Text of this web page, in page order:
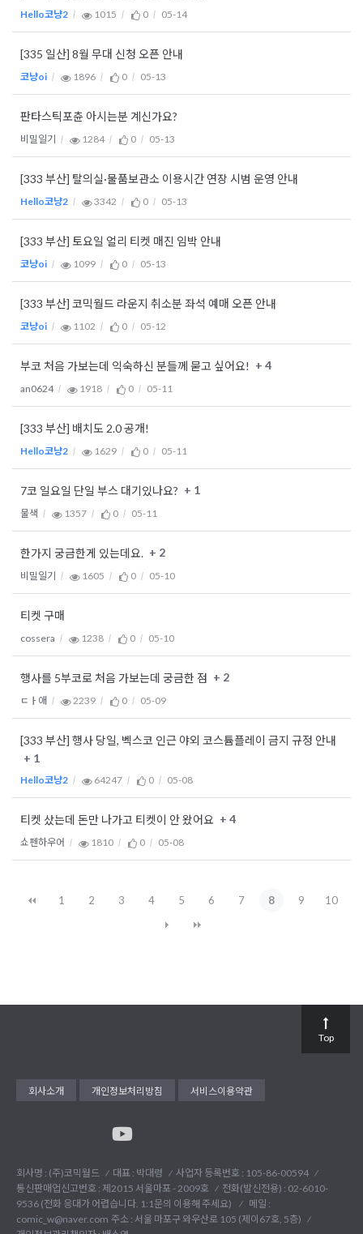
Hello코냥2 1015 0 05-14
[335 일산] 8월 무대 신청 오픈 안내
코냥oi 1896 0 05-13
판타스틱포츈 아시는분 계신가요?
비밀일기 1284 0 05-13
[333 부산] 탈의실·물품보관소 이용시간 연장 시범 운영 안내
Hello코냥2 3342 0 05-13
[333 부산] 토요일 얼리 티켓 매진 임박 안내
코냥oi 1099 0 05-13
[333 부산] 코믹월드 라운지 취소분 좌석 예매 오픈 안내
코냥oi 1102 0 05-12
부코 처음 가보는데 익숙하신 분들께 묻고 싶어요! + 4
an0624 1918 0 05-11
[333 부산] 배치도 2.0 공개!
Hello코냥2 1629 0 05-11
7코 일요일 단일 부스 대기있나요? + 1
물색 1357 0 05-11
한가지 궁금한게 있는데요. + 2
비밀일기 1605 0 05-10
티켓 구매
cossera 1238 0 05-10
행사를 5부코로 처음 가보는데 궁금한 점 + 2
ㄷㅏ애 2239 0 05-09
[333 부산] 행사 당일, 벡스코 인근 야외 코스튬플레이 금지 규정 안내
+ 1
Hello코냥2 64247 0 05-08
티켓 샀는데 돈만 나가고 티켓이 안 왔어요 + 4
쇼펜하우어 1810 0 05-08
1 2 3 4 5 6 7 8 9 10
회사소개 개인정보처리방침 서비스이용약관
회사명 : (주)코믹월드 대표 : 박대령
사업자 등록번호 : 105-86-00594
통신판매업신고번호 : 제2015 서울마포 - 2009호
전화(발신전용) : 02-6010-
9536 (전화 응대가 어렵습니다. 1:1문의 이용해 주세요)
메일 :
comic_w@naver.com 주소 : 서울 마포구 와우산로 105 (제이67호, 5층)
Top